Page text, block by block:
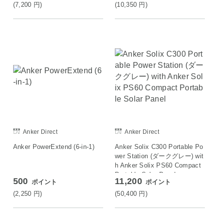
(7,200 円)
(10,350 円 )
Anker Direct
Anker PowerExtend (6-in-1)
500 ポイント
(2,250 円)
Anker Direct
Anker Solix C300 Portable Po
wer Station (ダークグレー) wit
h Anker Solix PS60 Compact
Portable Solar Panel
11,200 ポイント
(50,400 円 )